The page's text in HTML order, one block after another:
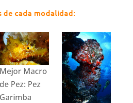
de cada modalidad:
Mejor Macro
de Pez: Pez
Garimba